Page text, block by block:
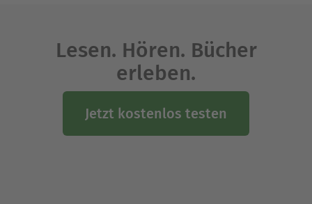
Lesen. Hören. Bücher
erleben.
Jetzt kostenlos testen